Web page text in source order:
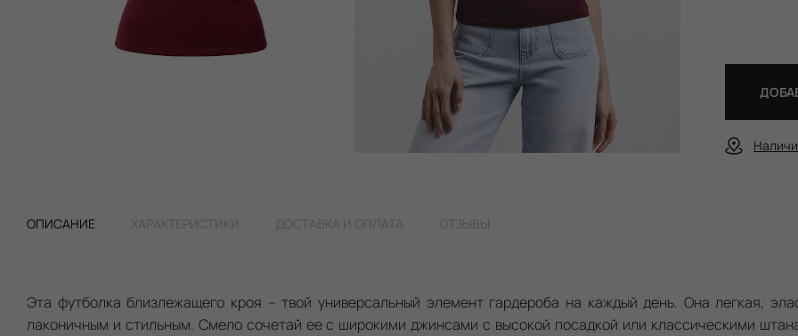
ОПИСАНИЕ ХАРАКТЕРИСТИКИ ДОСТАВКА И ОПЛАТА ОТЗЫВЫ
Эта футболка близлежащего кроя – твой универсальный элемент гардероба на каждый день. Она легкая,
лаконичным и стильным. Смело сочетай ее с широкими джинсами с высокой посадкой или классическими